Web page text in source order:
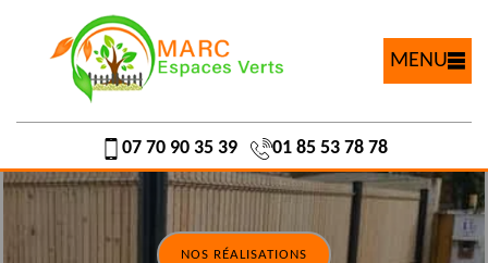
MENU
07 70 90 35 39 01 85 53 78 78
NOS RÉALISATIONS